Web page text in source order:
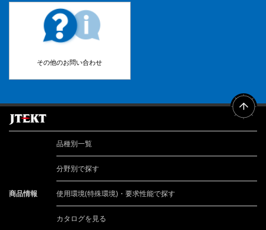
その他のお問い合わせ
商品情報
品種別一覧
分野別で探す
使用環境(特殊環境)・要求性能で探す
カタログを見る